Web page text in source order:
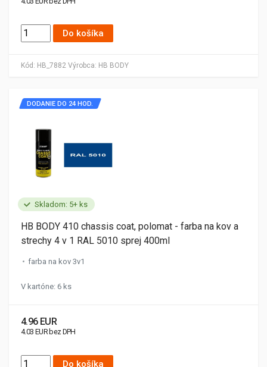
Kód: HB_7882 Výrobca: HB BODY
Do košíka
Skladom: 5+ ks
DODANIE DO 24 HOD.
HB BODY 410 chassis coat, polomat - farba na kov a
strechy 4 v 1 RAL 5010 sprej 400ml
farba na kov 3v1
V kartóne: 6 ks
4.96 EUR
4.03 EUR bez DPH
Do košíka